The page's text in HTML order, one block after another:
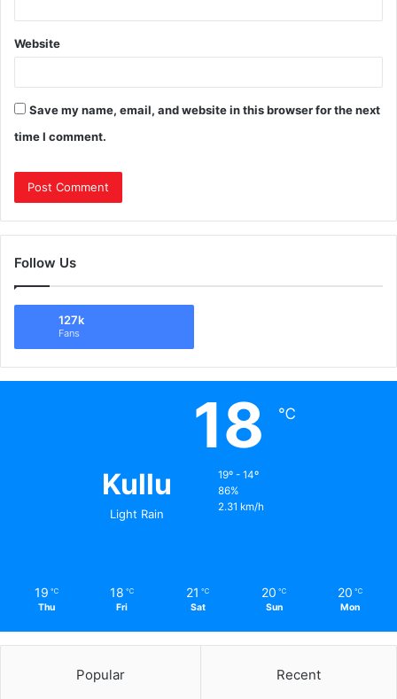
Website
Save my name, email, and website in this browser for the next
time I comment.
Follow Us
127k
Fans
Kullu
Light Rain
18 ℃
19º - 14º
86%
2.31 km/h
19 ℃
Thu
18 ℃
Fri
21 ℃
Sat
20 ℃
Sun
20 ℃
Mon
Popular Recent